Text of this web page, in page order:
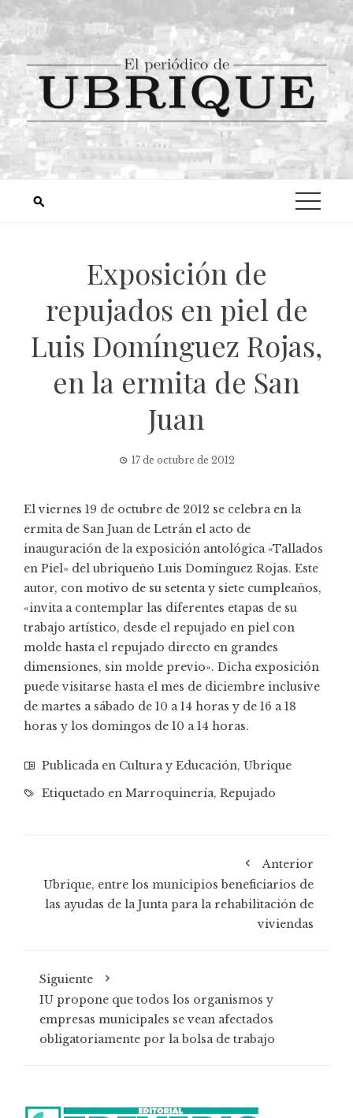
Exposición de
repujados en piel de
Luis Domínguez Rojas,
en la ermita de San
Juan
17 de octubre de 2012
El viernes 19 de octubre de 2012 se celebra en la
ermita de San Juan de Letrán el acto de
inauguración de la exposición antológica «Tallados
en Piel» del ubriqueño Luis Domínguez Rojas. Este
autor, con motivo de su setenta y siete cumpleaños,
«invita a contemplar las diferentes etapas de su
trabajo artístico, desde el repujado en piel con
molde hasta el repujado directo en grandes
dimensiones, sin molde previo». Dicha exposición
puede visitarse hasta el mes de diciembre inclusive
de martes a sábado de 10 a 14 horas y de 16 a 18
horas y los domingos de 10 a 14 horas.
Publicada en Cultura y Educación, Ubrique
Etiquetado en Marroquinería, Repujado
Anterior
Ubrique, entre los municipios beneficiarios de
las ayudas de la Junta para la rehabilitación de
viviendas
Siguiente
IU propone que todos los organismos y
empresas municipales se vean afectados
obligatoriamente por la bolsa de trabajo